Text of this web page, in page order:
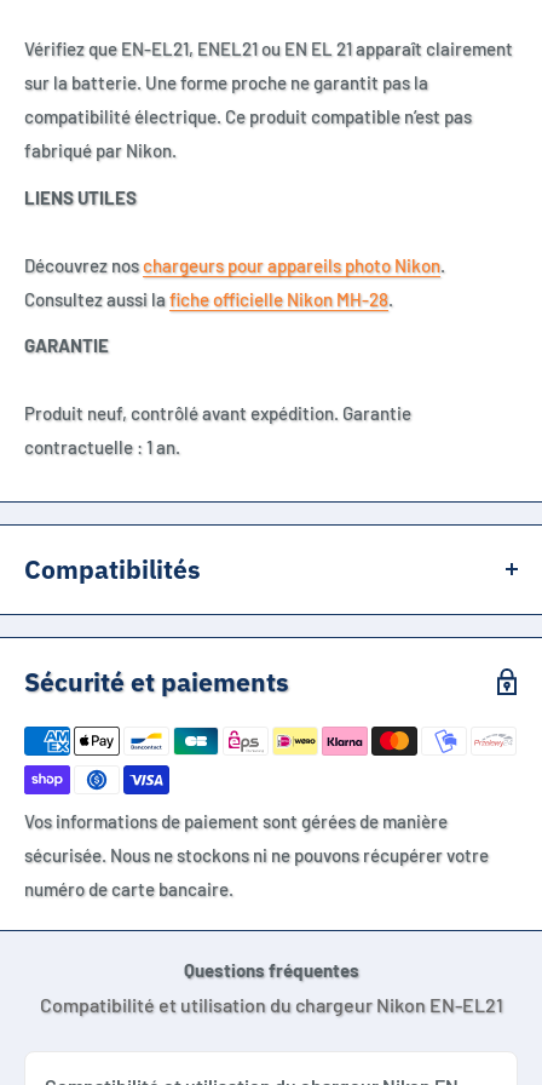
Vérifiez que EN-EL21, ENEL21 ou EN EL 21 apparaît clairement
sur la batterie. Une forme proche ne garantit pas la
compatibilité électrique. Ce produit compatible n’est pas
fabriqué par Nikon.
LIENS UTILES
Découvrez noschargeurs pour appareils photo Nikon.
Consultez aussi lafiche officielle Nikon MH-28.
GARANTIE
Produit neuf, contrôlé avant expédition. Garantie
contractuelle : 1 an.
Compatibilités
Sécurité et paiements
Vos informations de paiement sont gérées de manière
sécurisée. Nous ne stockons ni ne pouvons récupérer votre
numéro de carte bancaire.
Questions fréquentes
Compatibilité et utilisation du chargeur Nikon EN-EL21